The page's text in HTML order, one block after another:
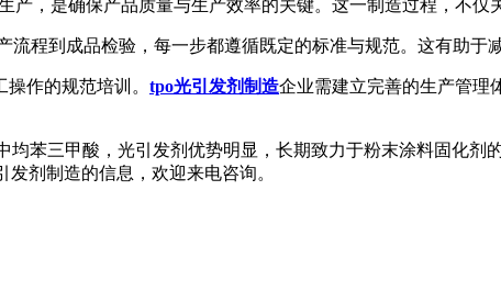
产，是确保产品质量与生产效率的关键。这一制造过程，不仅
到成品检验，每一步都遵循既定的标准与规范。这有助于
作的规范培训。 tpo光引发剂制造企业需建立完善的生产管理
三甲酸，光引发剂优势明显，长期致力于粉末涂料固化剂
发剂制造的信息，欢迎来电咨询。